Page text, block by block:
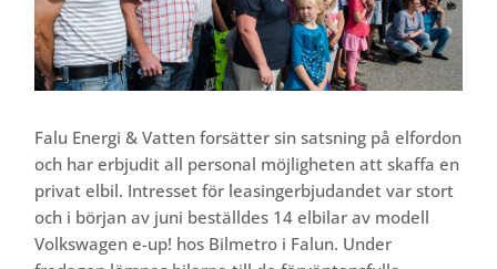
Falu Energi & Vatten forsätter sin satsning på elfordon
och har erbjudit all personal möjligheten att skaffa en
privat elbil. Intresset för leasingerbjudandet var stort
och i början av juni beställdes 14 elbilar av modell
Volkswagen e-up! hos Bilmetro i Falun. Under